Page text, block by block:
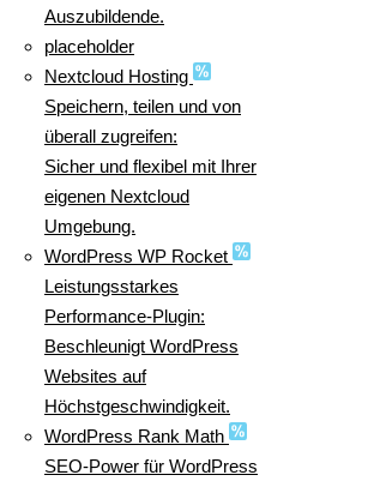
Auszubildende.
placeholder
Nextcloud Hosting
Speichern, teilen und von
überall zugreifen:
Sicher und flexibel mit Ihrer
eigenen Nextcloud
Umgebung.
WordPress WP Rocket
Leistungsstarkes
Performance-Plugin:
Beschleunigt WordPress
Websites auf
Höchstgeschwindigkeit.
WordPress Rank Math
SEO-Power für WordPress